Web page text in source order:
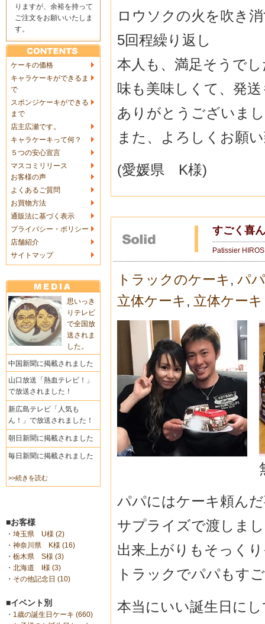
りますが、余裕を持って
ご注文をお願いいたしま
す。
ケーキの価格
キャラケーキができるま
で
スポンジケーキができる
まで
店主広瀬です。
キャラケーキって何？
５つの安心宣言
マスコミリリース
お客様の声
よくあるご質問
お買物方法
通販法に基づく表示
プライバシー・ポリシー
店舗紹介
サイトマップ
思いっき
りテレビ
で全国放
送されま
した。
中国新聞に掲載されました
山口放送「熱血テレビ！」
で放送されました！
新広島テレビ「人気も
ん！」で放送されました！
朝日新聞に掲載されました
毎日新聞に掲載されました
>>続きを読む
■お客様
・ 埼玉県 U様 (2)
・ 神奈川県 K様 (16)
・ 栃木県 S様 (3)
・ 北海道 I様 (3)
・ その他記念日 (10)
■イベント別
・ 1歳の誕生日ケーキ (660)
ロウソクの火を吹き
5回程繰り返し
本人も、満足そうで
味も美味しくて、発
ありがとうございま
また、よろしくお願
(愛媛県 K様)
すごく喜
Patissier
トラックのケーキ , パ
立体ケーキ , 立体ケーキ
パパにはケーキ頼ん
サプライズで渡しま
出来上がりもそっく
トラックでパパもす
本当にいい誕生日に